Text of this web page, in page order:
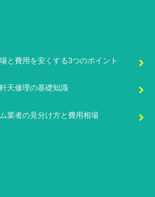
と費用を安くする3つのポイント
天修理の基礎知識
業者の見分け方と費用相場